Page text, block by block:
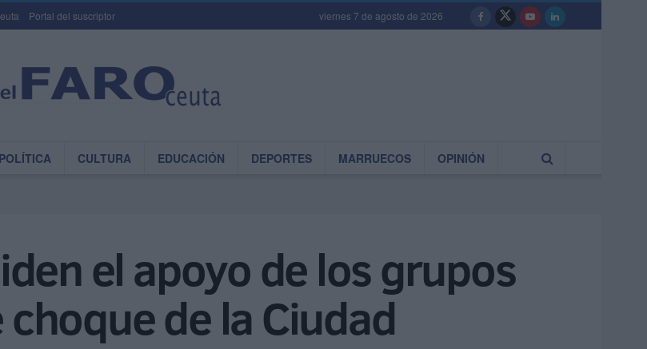
Portal del suscriptor viernes 7 de agosto de 2026
POLÍTICA CULTURA EDUCACIÓN DEPORTES MARRUECOS OPINIÓN
el apoyo de los grupos
de la Ciudad